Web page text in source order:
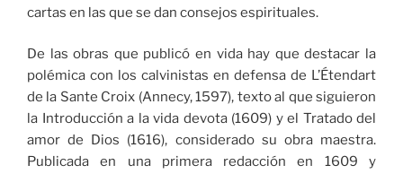
cartas en las que se dan consejos espirituales.
De las obras que publicó en vida hay que destacar la
polémica con los calvinistas en defensa de L’Étendart
de la Sante Croix (Annecy, 1597), texto al que siguieron
la Introducción a la vida devota (1609) y el Tratado del
amor de Dios (1616), considerado su obra maestra.
Publicada en una primera redacción en 1609 y